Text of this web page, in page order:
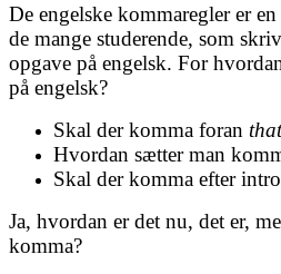
De engelske kommaregler er
de mange studerende, som
opgave på engelsk. For
på engelsk?
Skal der komma foran that
Hvordan sætter man
Skal der komma efter
Ja, hvordan er det nu, det er,
komma?